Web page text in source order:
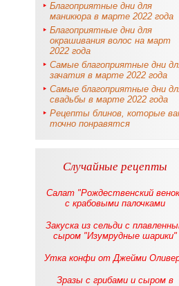
Благоприятные дни для
маникюра в марте 2022 года
Благоприятные дни для
окрашивания волос на март
2022 года
Самые благоприятные дни
зачатия в марте 2022 года
Самые благоприятные дни
свадьбы в марте 2022 года
Рецепты блинов, которые
точно понравятся
Случайные рецепты
Салат "Рождественский
с крабовыми палочками
Закуска из сельди с
сыром "Изумрудные шарики"
Утка конфи от Джейми
Зразы с грибами и сыром в